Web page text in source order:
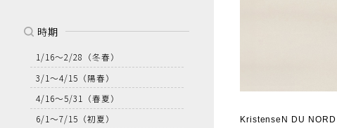
KristenseN DU NORD
時期
1/16～2/28 （冬春）
3/1～4/15 （陽春）
4/16～5/31
（春夏）
6/1～7/15 （初夏）